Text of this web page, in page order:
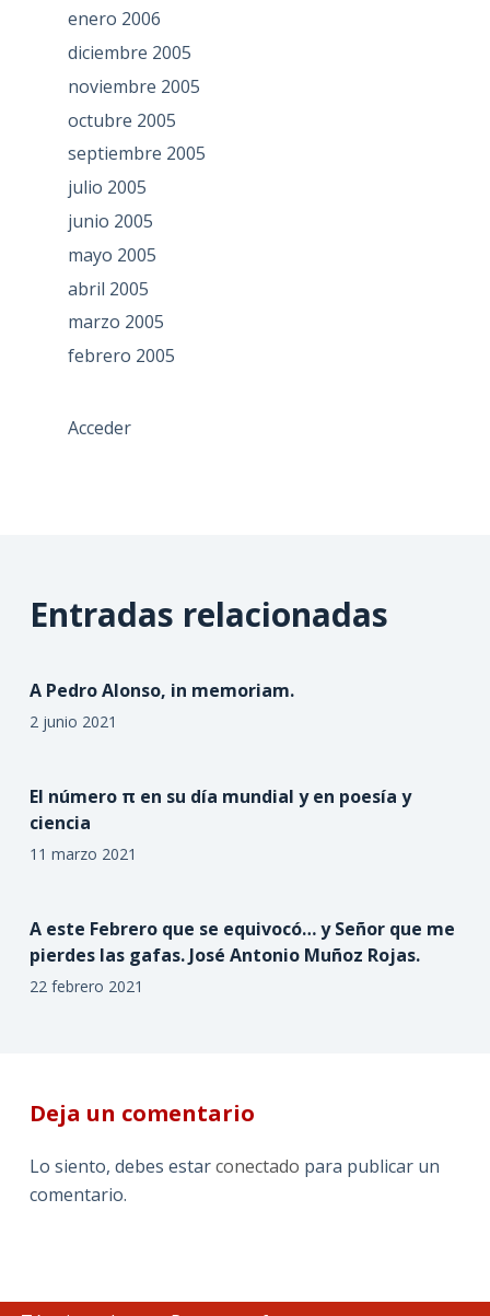
enero 2006
diciembre 2005
noviembre 2005
octubre 2005
septiembre 2005
julio 2005
junio 2005
mayo 2005
abril 2005
marzo 2005
febrero 2005
Acceder
Entradas relacionadas
A Pedro Alonso, in memoriam.
2 junio 2021
El número π en su día mundial y en poesía y
ciencia
11 marzo 2021
A este Febrero que se equivocó… y Señor que me
pierdes las gafas. José Antonio Muñoz Rojas.
22 febrero 2021
Deja un comentario
Lo siento, debes estarconectado para publicar un
comentario.